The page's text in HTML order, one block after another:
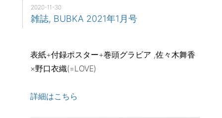
2020-11-30
雑誌, BUBKA 2021年1月号
表紙+付録ポスター+巻頭グラビア ,佐々木舞香
×野口衣織(=LOVE)
詳細はこちら